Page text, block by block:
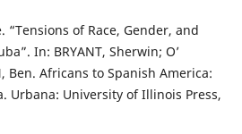
“Tensions of Race, Gender, and
In: BRYANT, Sherwin; O’
Ben. Africans to Spanish America:
Urbana: University of Illinois Press,